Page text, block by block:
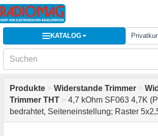
KATALOG
Produkte > Widerstande Trimmer >
Trimmer THT > 4,7 kOhm SF063 4,7K
bedrahtet, Seiteneinstellung; Raster